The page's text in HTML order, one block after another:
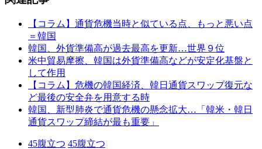
【コラム】通貨危機当時と似ている点、もっと悪い点
＝韓国
韓国、外貨準備高が過去最高を更新…世界９位
米中貿易摩擦、韓国は外貨準備高などが安定化基盤と
して作用
【コラム】危機の韓国経済、韓日通貨スワップ復元な
ど最後の安全弁を用意する時
韓国、新型肺炎で通貨危機の懸念拡大…「韓米・韓日
通貨スワップ締結が最も重要」
45腹立つ 45腹立つ